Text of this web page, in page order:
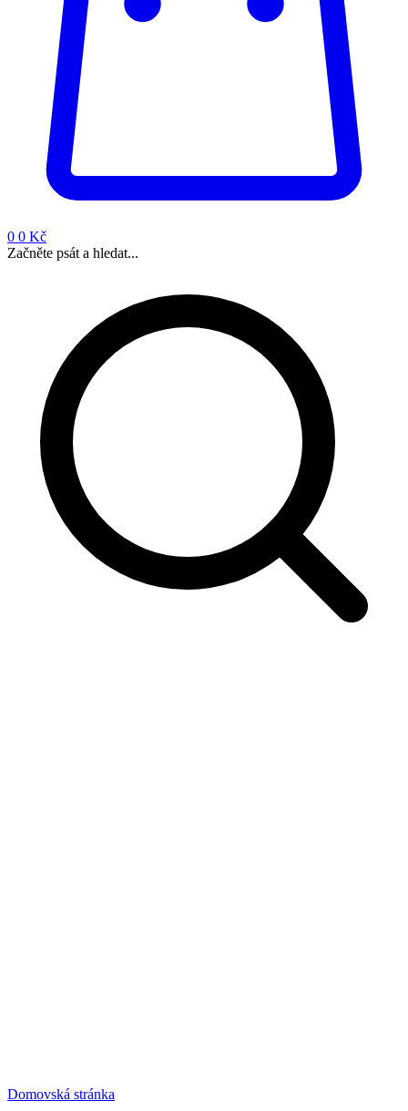
0 0 Kč
Začněte psát a hledat...
Domovská stránka